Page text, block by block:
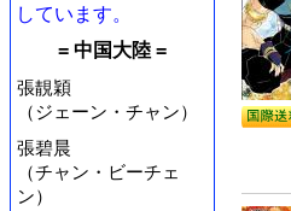
しています。
= 中国大陸 =
張靚穎
（ジェーン・チャン）
張碧晨
（チャン・ビーチェ
ン）